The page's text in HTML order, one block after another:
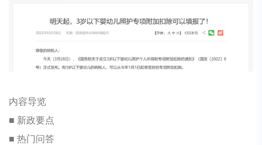
内容导览
■ 新政要点
■ 热门问答